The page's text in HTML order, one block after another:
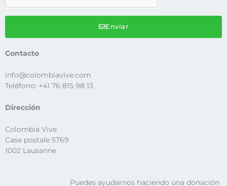
Enviar
Contacto
info@colombiavive.com
Teléfono: +41 76 815 98 13
Dirección
Colombia Vive
Case postale 5769
1002 Lausanne
Puedes ayudarnos haciendo una donación